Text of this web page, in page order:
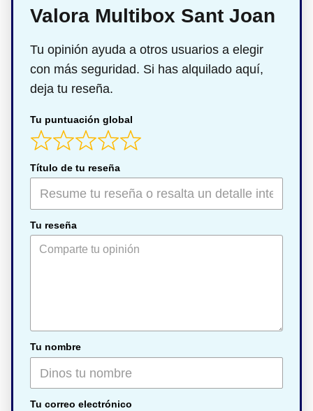
Valora Multibox Sant Joan
Tu opinión ayuda a otros usuarios a elegir
con más seguridad. Si has alquilado aquí,
deja tu reseña.
Tu puntuación global
Título de tu reseña
Tu reseña
Tu nombre
Tu correo electrónico